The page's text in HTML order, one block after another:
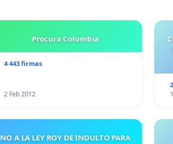
Procura Colombia
4 443 firmas
2 Feb 2012
NO A LA LEY ROY DE INDULTO PARA